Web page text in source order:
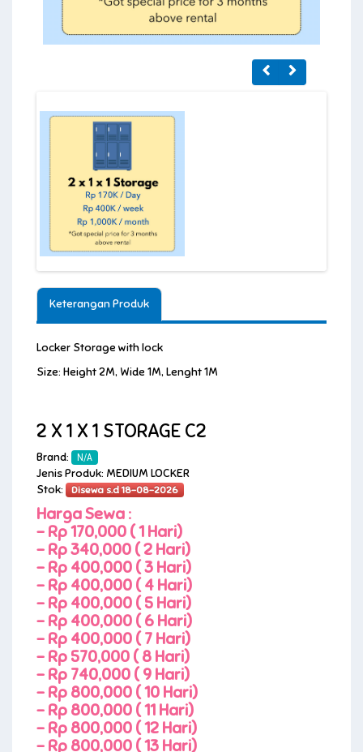
Keterangan Produk
Locker Storage with lock
Size: Height 2M, Wide 1M, Lenght 1M
2 X 1 X 1 STORAGE C2
Brand: N/A
Jenis Produk: MEDIUM LOCKER
Stok:
Disewa s.d 18-08-2026
Harga Sewa :
- Rp 170,000 ( 1 Hari)
- Rp 340,000 ( 2 Hari)
- Rp 400,000 ( 3 Hari)
- Rp 400,000 ( 4 Hari)
- Rp 400,000 ( 5 Hari)
- Rp 400,000 ( 6 Hari)
- Rp 400,000 ( 7 Hari)
- Rp 570,000 ( 8 Hari)
- Rp 740,000 ( 9 Hari)
- Rp 800,000 ( 10 Hari)
- Rp 800,000 ( 11 Hari)
- Rp 800,000 ( 12 Hari)
- Rp 800,000 ( 13 Hari)